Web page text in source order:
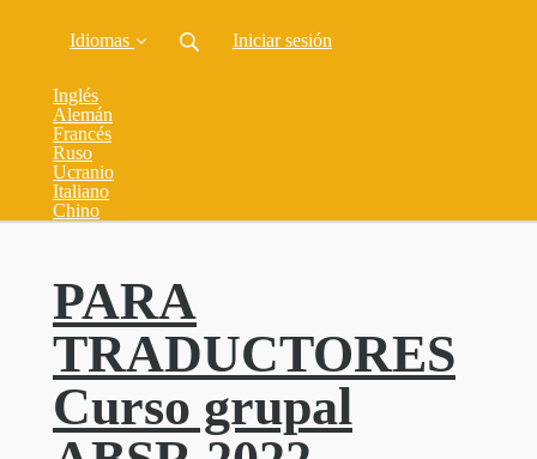
Idiomas
Inglés
Alemán
Francés
Ruso
Ucranio
Italiano
Chino
Iniciar sesión
PARA
TRADUCTORES
Curso grupal